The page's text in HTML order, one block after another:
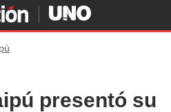
presentó su